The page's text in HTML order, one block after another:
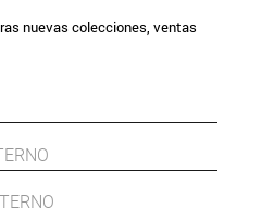
nuevas colecciones, ventas